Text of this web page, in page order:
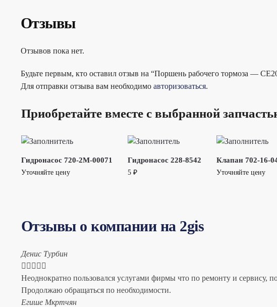
Отзывы
Отзывов пока нет.
Будьте первым, кто оставил отзыв на “Поршень рабочего тормоза —
Для отправки отзыва вам необходимо авторизоваться.
Приобретайте вместе с выбранной
Гидронасос 720-2M-00071
Уточняйте цену
Гидронасос 228-8542
5 ₽
Клапан 702-16-
Уточняйте цену
Отзывы о компании на 2gis
Денис Турбин
    
Неоднократно пользовался услугами фирмы что по ремонту и сервису,
Продолжаю обращаться по необходимости.
​Егише Мкртчян